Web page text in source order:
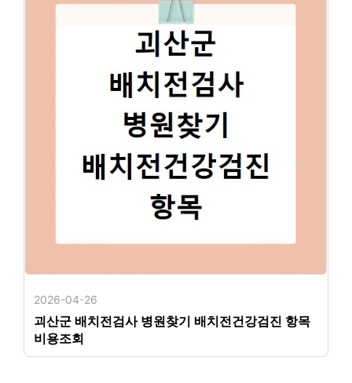
2026-04-26
괴산군 배치전검사 병원찾기 배치전건강검진 항목
비용조회